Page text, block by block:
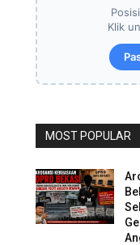
Klik
MOST POPULAR